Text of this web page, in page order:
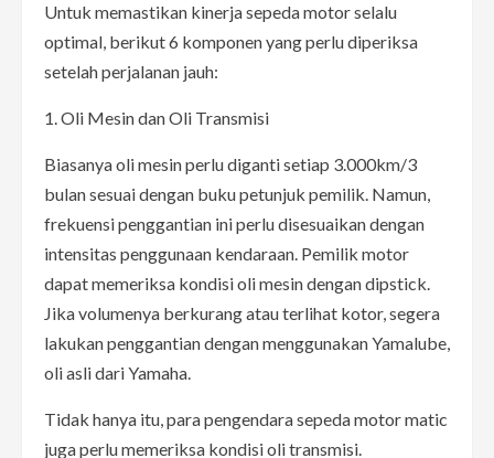
Untuk memastikan kinerja sepeda motor selalu
optimal, berikut 6 komponen yang perlu diperiksa
setelah perjalanan jauh:
1. Oli Mesin dan Oli Transmisi
Biasanya oli mesin perlu diganti setiap 3.000km/3
bulan sesuai dengan buku petunjuk pemilik. Namun,
frekuensi penggantian ini perlu disesuaikan dengan
intensitas penggunaan kendaraan. Pemilik motor
dapat memeriksa kondisi oli mesin dengan dipstick.
Jika volumenya berkurang atau terlihat kotor, segera
lakukan penggantian dengan menggunakan Yamalube,
oli asli dari Yamaha.
Tidak hanya itu, para pengendara sepeda motor matic
juga perlu memeriksa kondisi oli transmisi.